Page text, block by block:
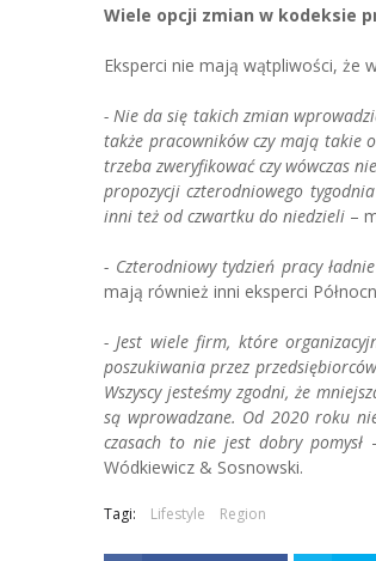
Wiele opcji zmian w kodeksie
Eksperci nie mają wątpliwości, że
- Nie da się takich zmian
także pracowników czy mają takie
trzeba zweryfikować czy wówczas
propozycji czterodniowego
inni też od czwartku do niedzieli –
- Czterodniowy tydzień pracy
mają również inni eksperci
- Jest wiele firm, które
poszukiwania przez
Wszyscy jesteśmy zgodni, że
są wprowadzane. Od 2020 roku
czasach to nie jest dobry pomysł
Wódkiewicz & Sosnowski.
Tagi: Lifestyle Region